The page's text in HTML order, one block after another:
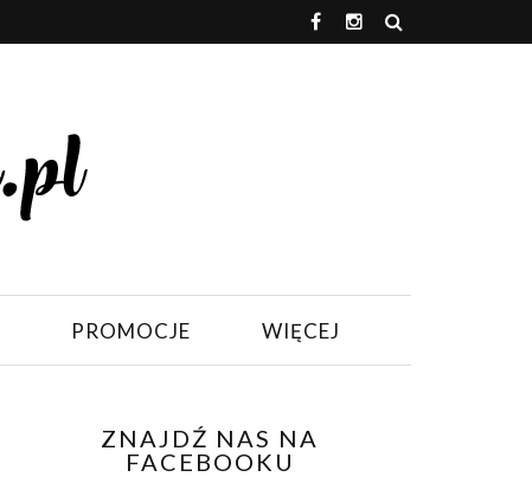
PROMOCJE WIĘCEJ
ZNAJDŹ NAS NA
FACEBOOKU